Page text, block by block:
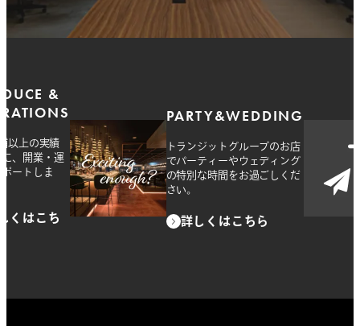
&
以上の実績
PARTY&WEDDING
トランジットグループのお店
でパーティーやウェディング
の特別な時間をお過ごしくだ
さい。